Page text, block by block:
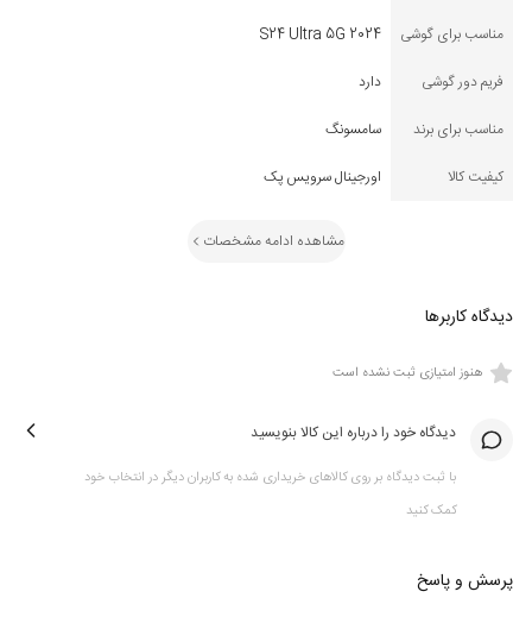
مناسب برای گوشی
S24 Ultra 5G 2024
فریم دور گوشی
دارد
مناسب برای برند
سامسونگ
کیفیت کالا
اورجینال سرویس پک
مشاهده ادامه مشخصات
دیدگاه کاربرها
هنوز امتیازی ثبت نشده است
دیدگاه خود را درباره این کالا بنویسید
با ثبت دیدگاه بر روی کالاهای خریداری شده به کاربران دیگر در انتخاب خود
کمک کنید
پرسش و پاسخ